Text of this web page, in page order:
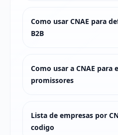
Como usar CNAE para
B2B
Como usar a CNAE para
promissores
Lista de empresas por
codigo